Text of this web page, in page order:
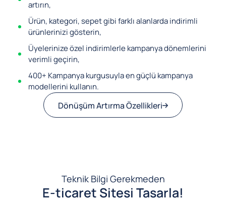
artırın,
Ürün, kategori, sepet gibi farklı alanlarda indirimli
ürünlerinizi gösterin,
Üyelerinize özel indirimlerle kampanya dönemlerini
verimli geçirin,
400+ Kampanya kurgusuyla en güçlü kampanya
modellerini kullanın.
Dönüşüm Artırma Özellikleri
Teknik Bilgi Gerekmeden
E-ticaret Sitesi Tasarla!